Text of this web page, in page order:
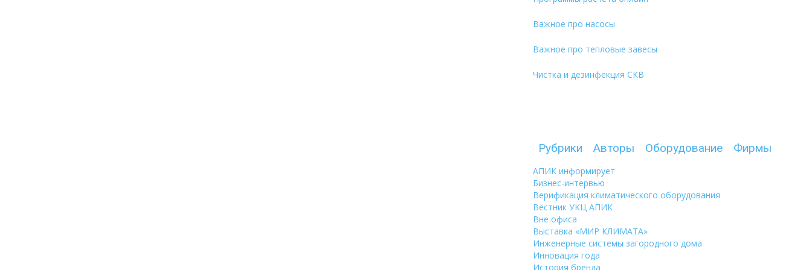
Важное про насосы
Важное про тепловые завесы
Чистка и дезинфекция СКВ
Рубрики Авторы Оборудование Фирмы
АПИК информирует
Бизнес-интервью
Верификация климатического оборудования
Вестник УКЦ АПИК
Вне офиса
Выставка «МИР КЛИМАТА»
Инженерные системы загородного дома
Инновация года
История бренда